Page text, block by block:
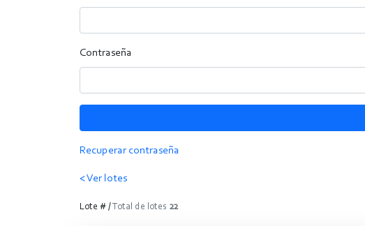
Contraseña
Recuperar contraseña
< Ver lotes
Lote # / Total de lotes 22